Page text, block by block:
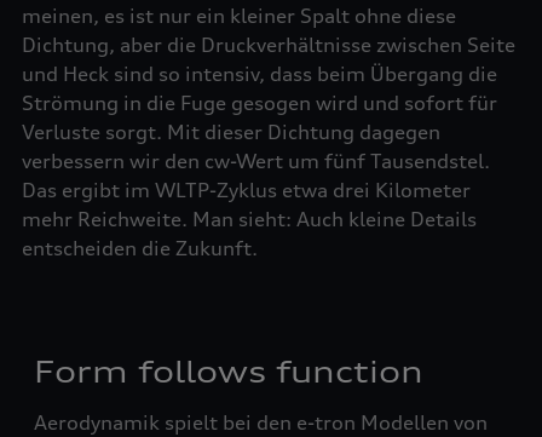
meinen, es ist nur ein kleiner Spalt ohne diese
Dichtung, aber die Druckverhältnisse zwischen Seite
und Heck sind so intensiv, dass beim Übergang die
Strömung in die Fuge gesogen wird und sofort für
Verluste sorgt. Mit dieser Dichtung dagegen
verbessern wir den cw-Wert um fünf Tausendstel.
Das ergibt im WLTP-Zyklus etwa drei Kilometer
mehr Reichweite. Man sieht: Auch kleine Details
entscheiden die Zukunft.
Form follows function
Aerodynamik spielt bei den e-tron Modellen von